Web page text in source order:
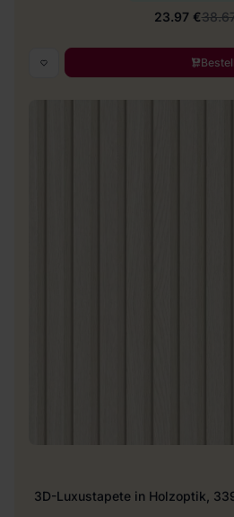
23.97 €
3D-Luxustapete in Holzoptik,